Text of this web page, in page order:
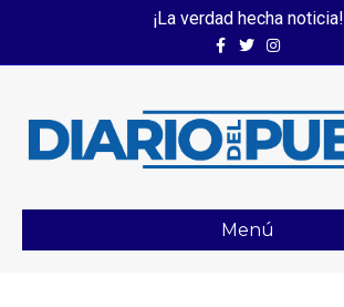
¡La verdad hecha noticia!
FacebookTwitterInstagram
Menú